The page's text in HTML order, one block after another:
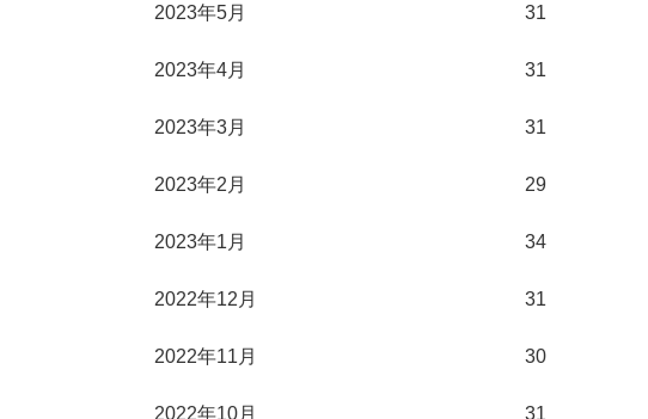
2023年5月 31
2023年4月 31
2023年3月 31
2023年2月 29
2023年1月 34
2022年12月 31
2022年11月 30
2022年10月 31